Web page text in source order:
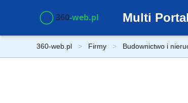
Multi
360-web.pl Firmy Budownictwo i